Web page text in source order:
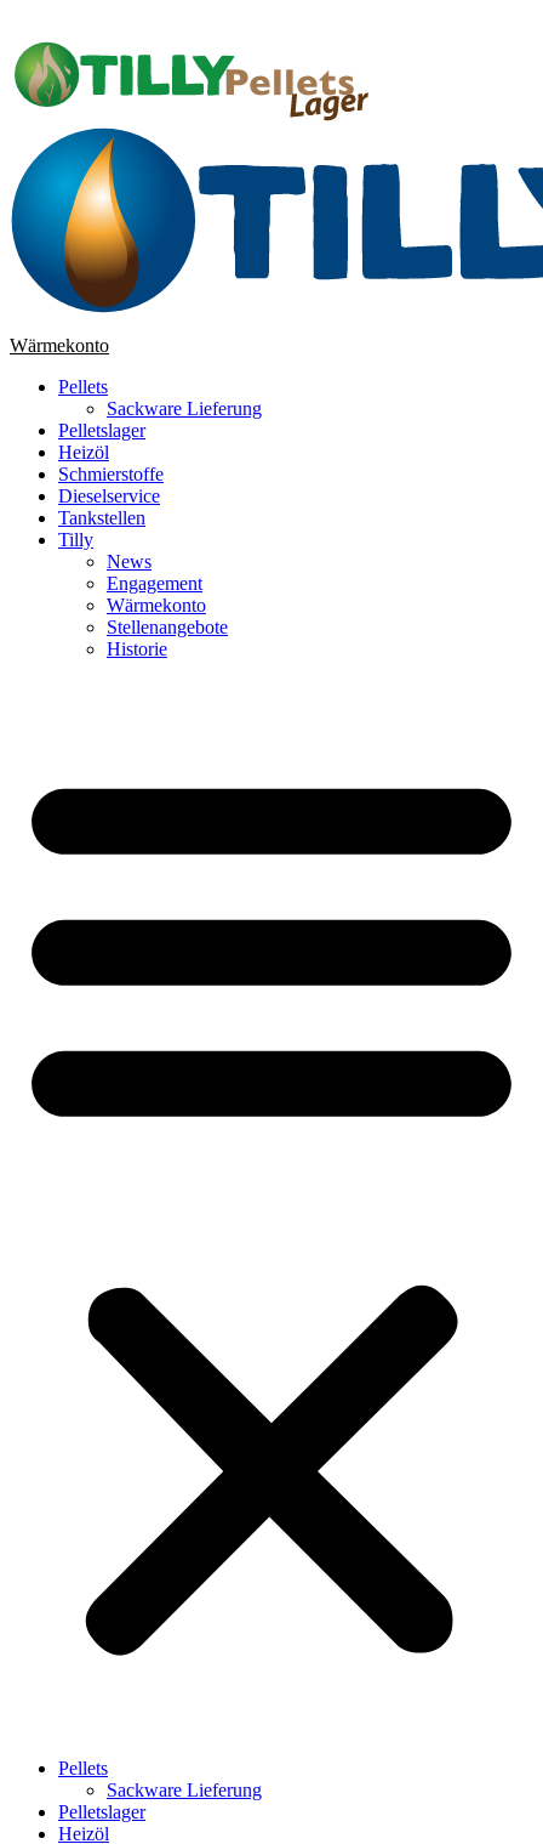
Wärmekonto
Pellets
Sackware Lieferung
Pelletslager
Heizöl
Schmierstoffe
Dieselservice
Tankstellen
Tilly
News
Engagement
Wärmekonto
Stellenangebote
Historie
Pellets
Sackware Lieferung
Pelletslager
Heizöl